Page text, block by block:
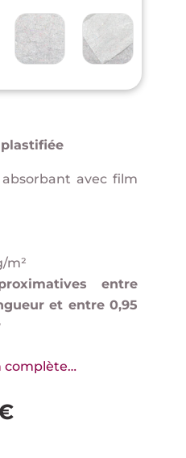
avec film
m²
entre
et entre 0,95
complète…
Le